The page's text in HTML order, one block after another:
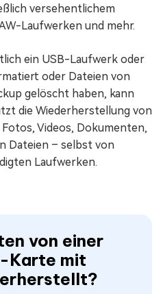
versehentlichem
Laufwerken und mehr.
ein USB-Laufwerk oder
oder Dateien von
gelöscht haben, kann
die Wiederherstellung von
Videos, Dokumenten,
Dateien – selbst von
Laufwerken.
von einer
Karte mit